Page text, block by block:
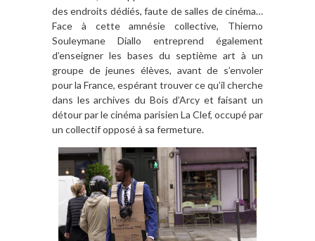
des endroits dédiés, faute de salles de cinéma…
Face à cette amnésie collective, Thierno
Souleymane Diallo entreprend également
d’enseigner les bases du septième art à un
groupe de jeunes élèves, avant de s’envoler
pour la France, espérant trouver ce qu’il cherche
dans les archives du Bois d’Arcy et faisant un
détour par le cinéma parisien La Clef, occupé par
un collectif opposé à sa fermeture.